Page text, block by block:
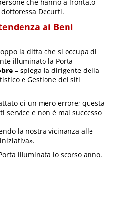
che hanno affrontato
Decurti.
ai Beni
la ditta che si occupa di
illuminato la Porta
– spiega la dirigente della
e Gestione dei siti
di un mero errore; questa
service e non è mai successo
la nostra vicinanza alle
illuminata lo scorso anno.